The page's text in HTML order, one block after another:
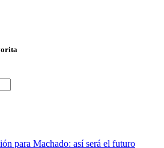
para Machado: así será el futuro